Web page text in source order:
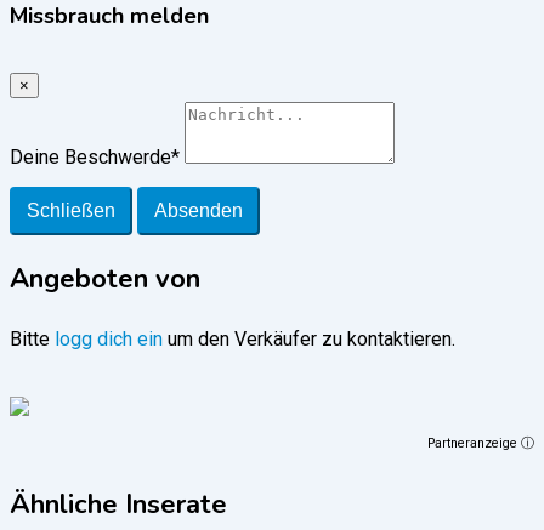
Missbrauch melden
×
Deine Beschwerde*
Schließen Absenden
Angeboten von
Bitte logg dich ein um den Verkäufer zu kontaktieren.
Partneranzeige ⓘ
Ähnliche Inserate